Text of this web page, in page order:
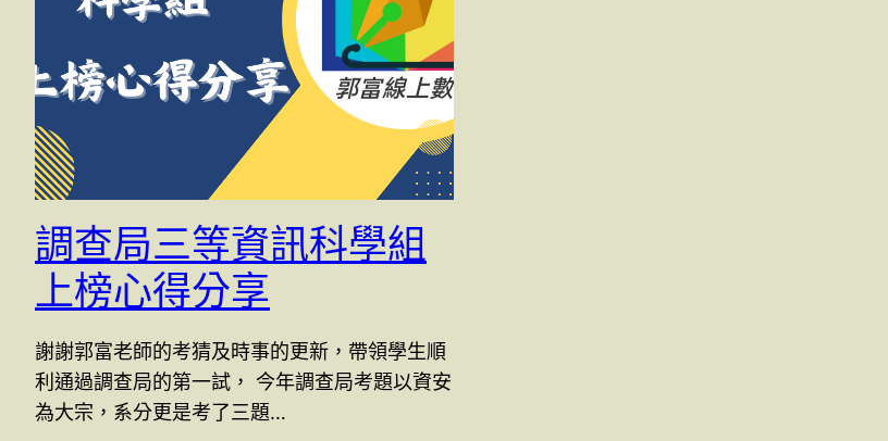
調查局三等資訊科學組
上榜心得分享
謝謝郭富老師的考猜及時事的更新，帶領學生順
利通過調查局的第一試， 今年調查局考題以資安
為大宗，系分更是考了三題…